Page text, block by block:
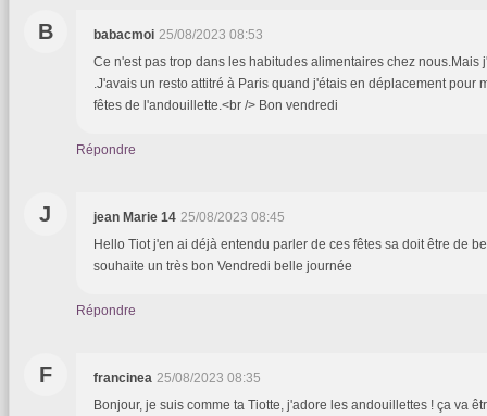
B babacmoi 25/08/2023 08:53
Ce n'est pas trop dans les habitudes alimentaires chez nous.Mais
.J'avais un resto attitré à Paris quand j'étais en déplacement pour
fêtes de l'andouillette.<br /> Bon vendredi
Répondre
J jean Marie 14 25/08/2023 08:45
Hello Tiot j'en ai déjà entendu parler de ces fêtes sa doit être de
souhaite un très bon Vendredi belle journée
Répondre
F francinea 25/08/2023 08:35
Bonjour, je suis comme ta Tiotte, j'adore les andouillettes ! ça va